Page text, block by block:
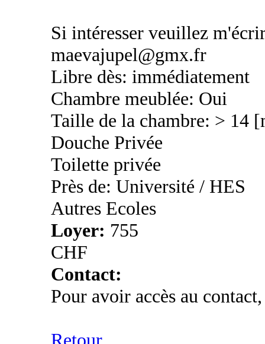
Si intéresser veuillez
maevajupel@gmx.fr
Libre dès: immédiatement
Chambre meublée: Oui
Taille de la chambre: > 14
Douche Privée
Toilette privée
Près de: Université / HES
Autres Ecoles
Loyer: 755
CHF
Contact:
Pour avoir accès au